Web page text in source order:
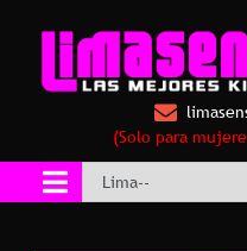
(Solo para